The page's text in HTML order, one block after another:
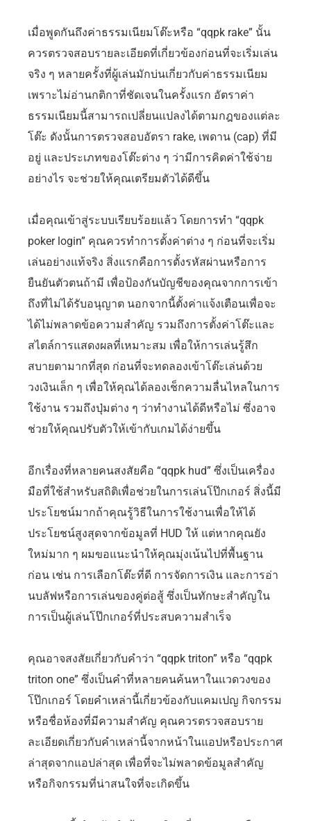
เมื่อพูดกันถึงค่าธรรมเนียมโต๊ะหรือ “qqpk rake” นั้น
ควรตรวจสอบรายละเอียดที่เกี่ยวข้องก่อนที่จะเริ่มเล่น
จริง ๆ หลายครั้งที่ผู้เล่นมักบ่นเกี่ยวกับค่าธรรมเนียม
เพราะไม่อ่านกติกาที่ชัดเจนในครั้งแรก อัตราค่า
ธรรมเนียมนี้สามารถเปลี่ยนแปลงได้ตามกฎของแต่ละ
โต๊ะ ดังนั้นการตรวจสอบอัตรา rake, เพดาน (cap) ที่มี
อยู่ และประเภทของโต๊ะต่าง ๆ ว่ามีการคิดค่าใช้จ่าย
อย่างไร จะช่วยให้คุณเตรียมตัวได้ดีขึ้น
เมื่อคุณเข้าสู่ระบบเรียบร้อยแล้ว โดยการทำ “qqpk
poker login” คุณควรทำการตั้งค่าต่าง ๆ ก่อนที่จะเริ่ม
เล่นอย่างแท้จริง สิ่งแรกคือการตั้งรหัสผ่านหรือการ
ยืนยันตัวตนถ้ามี เพื่อป้องกันบัญชีของคุณจากการเข้า
ถึงที่ไม่ได้รับอนุญาต นอกจากนี้ตั้งค่าแจ้งเตือนเพื่อจะ
ได้ไม่พลาดข้อความสำคัญ รวมถึงการตั้งค่าโต๊ะและ
สไตล์การแสดงผลที่เหมาะสม เพื่อให้การเล่นรู้สึก
สบายตามากที่สุด ก่อนที่จะทดลองเข้าโต๊ะเล่นด้วย
วงเงินเล็ก ๆ เพื่อให้คุณได้ลองเช็กความลื่นไหลในการ
ใช้งาน รวมถึงปุ่มต่าง ๆ ว่าทำงานได้ดีหรือไม่ ซึ่งอาจ
ช่วยให้คุณปรับตัวให้เข้ากับเกมได้ง่ายขึ้น
อีกเรื่องที่หลายคนสงสัยคือ “qqpk hud” ซึ่งเป็นเครื่อง
มือที่ใช้สำหรับสถิติเพื่อช่วยในการเล่นโป๊กเกอร์ สิ่งนี้มี
ประโยชน์มากถ้าคุณรู้วิธีในการใช้งานเพื่อให้ได้
ประโยชน์สูงสุดจากข้อมูลที่ HUD ให้ แต่หากคุณยัง
ใหม่มาก ๆ ผมขอแนะนำให้คุณมุ่งเน้นไปที่พื้นฐาน
ก่อน เช่น การเลือกโต๊ะที่ดี การจัดการเงิน และการอ่า
นบลัฟหรือการเล่นของคู่ต่อสู้ ซึ่งเป็นทักษะสำคัญใน
การเป็นผู้เล่นโป๊กเกอร์ที่ประสบความสำเร็จ
คุณอาจสงสัยเกี่ยวกับคำว่า “qqpk triton” หรือ “qqpk
triton one” ซึ่งเป็นคำที่หลายคนค้นหาในแวดวงของ
โป๊กเกอร์ โดยคำเหล่านี้เกี่ยวข้องกับแคมเปญ กิจกรรม
หรือชื่อห้องที่มีความสำคัญ คุณควรตรวจสอบราย
ละเอียดเกี่ยวกับคำเหล่านี้จากหน้าในแอปหรือประกาศ
ล่าสุดจากแอปล่าสุด เพื่อที่จะไม่พลาดข้อมูลสำคัญ
หรือกิจกรรมที่น่าสนใจที่จะเกิดขึ้น